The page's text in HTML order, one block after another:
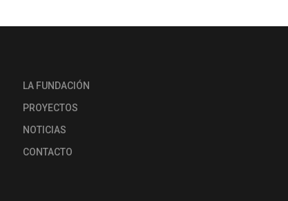
LA FUNDACIÓN
PROYECTOS
NOTICIAS
CONTACTO